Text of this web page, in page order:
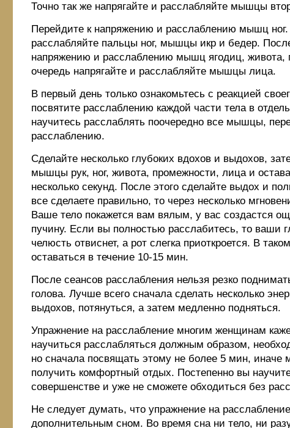
Точно так же напрягайте и расслабляйте мышцы
Перейдите к напряжению и расслаблению мышц ног.
расслабляйте пальцы ног, мышцы икр и бедер.
напряжению и расслаблению мышц ягодиц,
очередь напрягайте и расслабляйте мышцы лица.
В первый день только ознакомьтесь с реакцией
посвятите расслаблению каждой части тела в
научитесь расслаблять поочередно все мышцы,
расслаблению.
Сделайте несколько глубоких вдохов и выдохов,
мышцы рук, ног, живота, промежности, лица и
несколько секунд. После этого сделайте выдох и
все сделаете правильно, то через несколько
Ваше тело покажется вам вялым, у вас создастся
пучину. Если вы полностью расслабитесь, то ваши
челюсть отвиснет, а рот слегка приоткроется. В
оставаться в течение 10-15 мин.
После сеансов расслабления нельзя резко
голова. Лучше всего сначала сделать несколько
выдохов, потянуться, а затем медленно подняться.
Упражнение на расслабление многим женщинам
научиться расслабляться должным образом,
но сначала посвящать этому не более 5 мин, иначе
получить комфортный отдых. Постепенно вы
совершенстве и уже не сможете обходиться без
Не следует думать, что упражнение на
дополнительным сном. Во время сна ни тело, ни